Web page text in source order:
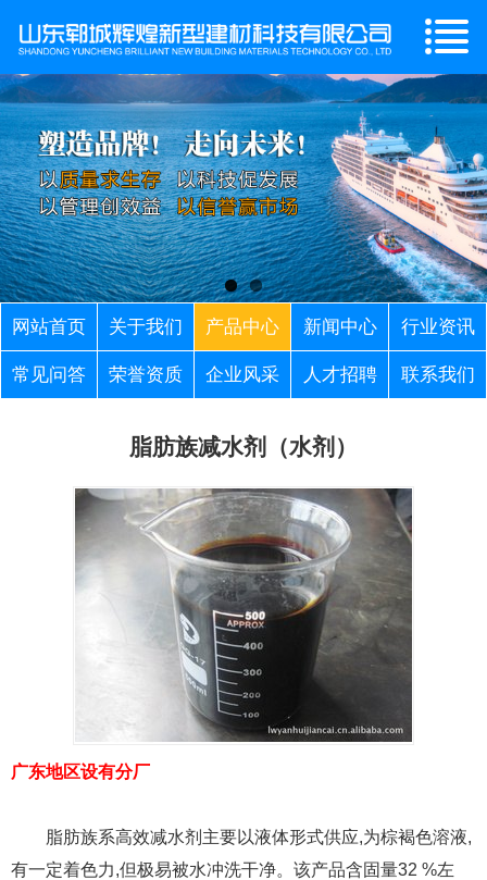
网站首页 关于我们 产品中心 新闻中心 行业资讯
常见问答 荣誉资质 企业风采 人才招聘 联系我们
脂肪族减水剂（水剂）
广东地区设有分厂
脂肪族系高效减水剂主要以液体形式供应,为棕褐色溶液,
有一定着色力,但极易被水冲洗干净。该产品含固量32 %左